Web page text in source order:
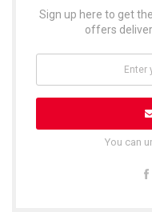
Sign up here to get
offers
You can